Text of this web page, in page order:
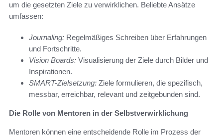
um die gesetzten Ziele zu verwirklichen. Beliebte Ansätze
umfassen:
Journaling: Regelmäßiges Schreiben über Erfahrungen
und Fortschritte.
Vision Boards: Visualisierung der Ziele durch Bilder und
Inspirationen.
SMART-Zielsetzung: Ziele formulieren, die spezifisch,
messbar, erreichbar, relevant und zeitgebunden sind.
Die Rolle von Mentoren in der Selbstverwirklichung
Mentoren können eine entscheidende Rolle im Prozess der